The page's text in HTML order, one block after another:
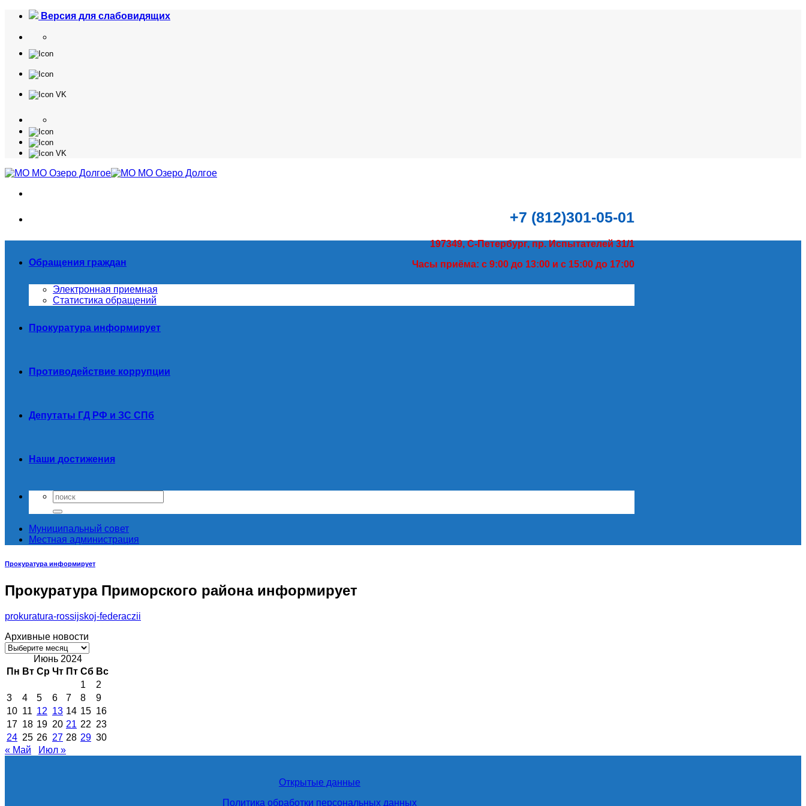
Skip
content
Версия для слабовидящих
+7 (812)301-05-01
197349, С-Петербург, пр. Испытателей 31/1
Часы приёма: с 9:00 до 13:00 и с 15:00 до 17:00
Обращения граждан
Электронная приемная
Статистика обращений
Прокуратура информирует
Противодействие коррупции
Депутаты ГД РФ и ЗС СПб
Наши достижения
Муниципальный совет
Местная администрация
Прокуратура информирует
Прокуратура Приморского района информирует
prokuratura-rossijskoj-federaczii
Архивные новости
Архивные
новостиИюнь 2024
Пн Вт Ср Чт Пт Сб Вс
1
2
3
4 5 6 7 8
9
10 11 12 13 14 15 16
17 18 19 20 21 22 23
24 25 26 27 28 29 30
« Май
Июл »
Открытые данные
Политика обработки персональных данных